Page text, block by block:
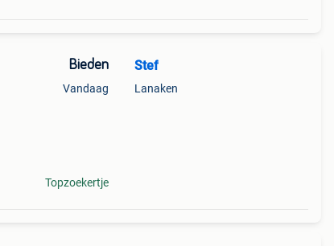
Bieden
Vandaag
Topzoekertje
Stef
Lanaken